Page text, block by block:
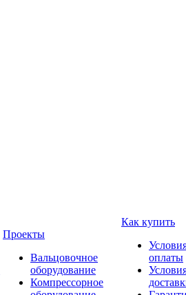
Проекты
Вальцовочное
оборудование
Компрессорное
Как купить
оплаты